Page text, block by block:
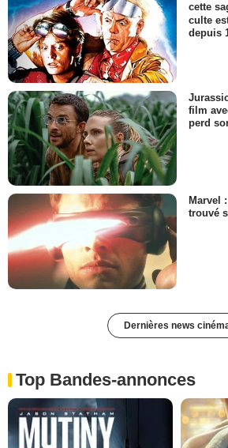
cette
culte
depuis
film
perd
Marvel
trouvé
Dernières news
Top Bandes-annonces